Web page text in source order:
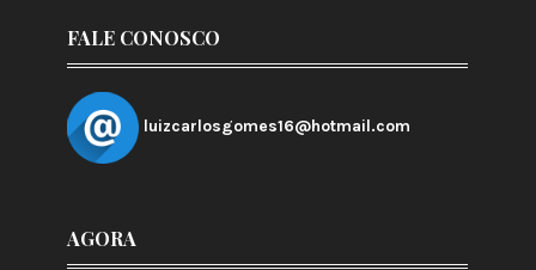
FALE CONOSCO
luizcarlosgomes16@hotmail.com
AGORA